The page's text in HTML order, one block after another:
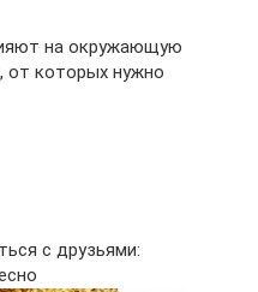
на окружающую
от которых нужно
с друзьями: